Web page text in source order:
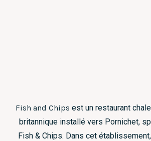
Fish and Chips est un restaurant
britannique installé vers Pornichet,
Fish & Chips. Dans cet